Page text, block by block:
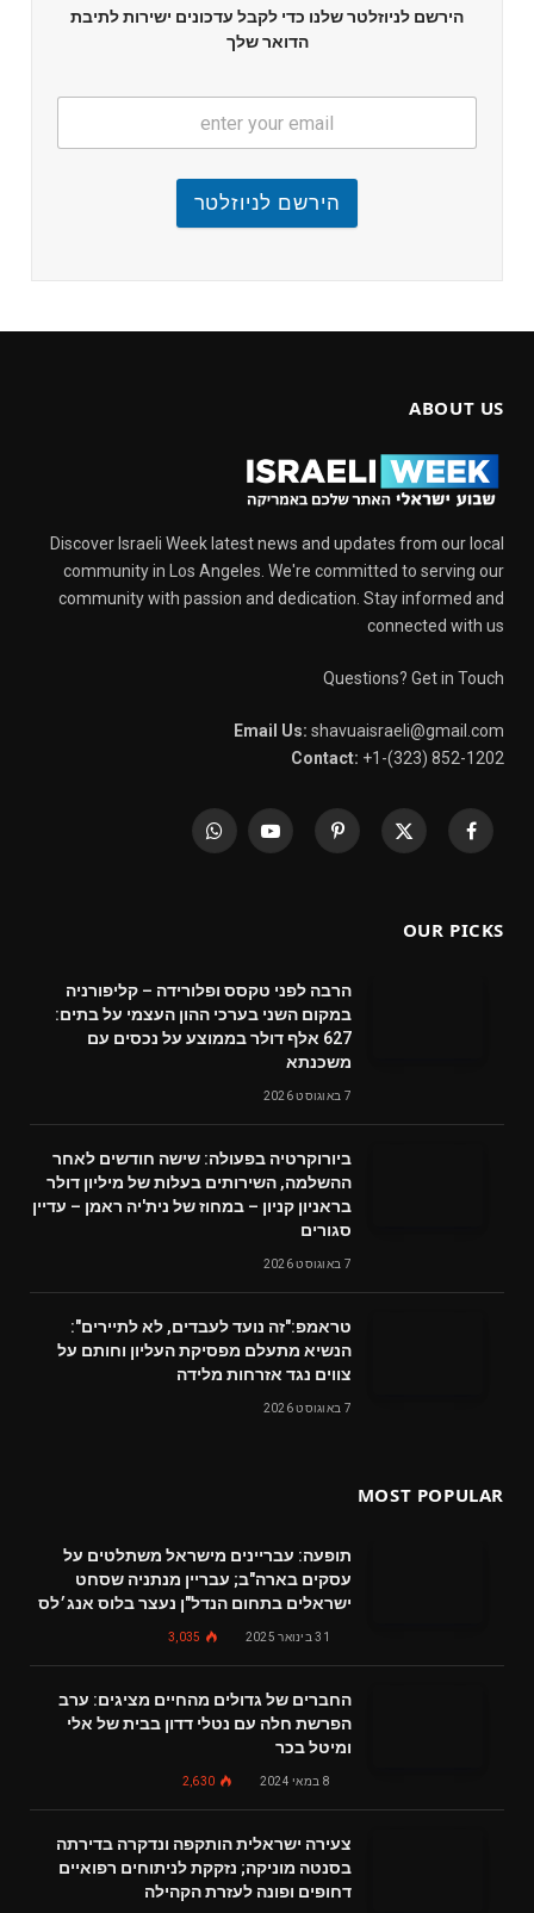
הירשם לניוזלטר שלנו כדי לקבל עדכונים ישירות לתיבת
הדואר שלך
הירשם לניוזלטר
ABOUT US
Discover Israeli Week latest news and updates from our local
community in Los Angeles. We're committed to serving our
community with passion and dedication. Stay informed and
connected with us
Questions? Get in Touch
Email Us: shavuaisraeli@gmail.com
Contact: +1-(323) 852-1202
Facebook
X
Pinterest
YouTube
WhatsApp
OUR PICKS
הרבה לפני טקסס ופלורידה – קליפורניה
במקום השני בערכי ההון העצמי על בתים:
627 אלף דולר בממוצע על נכסים עם
משכנתא
7 באוגוסט 2026
ביורוקרטיה בפעולה: שישה חודשים לאחר
ההשלמה, השירותים בעלות של מיליון דולר
בראניון קניון – במחוז של נית'יה ראמן – עדיין
סגורים
7 באוגוסט 2026
טראמפ:"זה נועד לעבדים, לא לתיירים":
הנשיא מתעלם מפסיקת העליון וחותם על
צווים נגד אזרחות מלידה
7 באוגוסט 2026
MOST POPULAR
תופעה: עבריינים מישראל משתלטים על
עסקים בארה"ב; עבריין מנתניה שסחט
ישראלים בתחום הנדל"ן נעצר בלוס אנג׳לס
31 בינואר 2025 3,035
החברים של גדולים מהחיים מציגים: ערב
הפרשת חלה עם נטלי דדון בבית של אלי
ומיטל בכר
8 במאי 2024 2,630
צעירה ישראלית הותקפה ונדקרה בדירתה
בסנטה מוניקה; נזקקת לניתוחים רפואיים
דחופים ופונה לעזרת הקהילה